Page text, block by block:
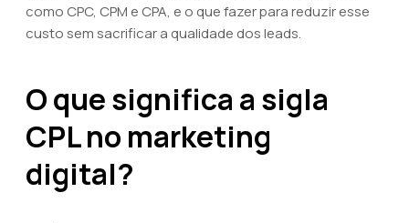
como CPC, CPM e CPA, e o que fazer para reduzir esse
custo sem sacrificar a qualidade dos leads.
O que significa a sigla
CPL no marketing
digital?